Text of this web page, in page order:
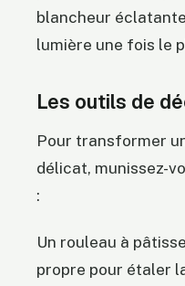
blancheur
lumière une fois le
Les outils de
Pour transformer
délicat, munissez-
:
Un rouleau à
propre pour étaler